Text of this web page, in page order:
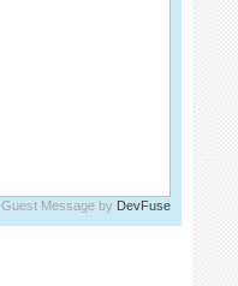
Guest Message by DevFuse